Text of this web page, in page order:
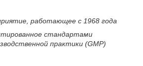
работающее с 1968 года
стандартами
практики (GMP)